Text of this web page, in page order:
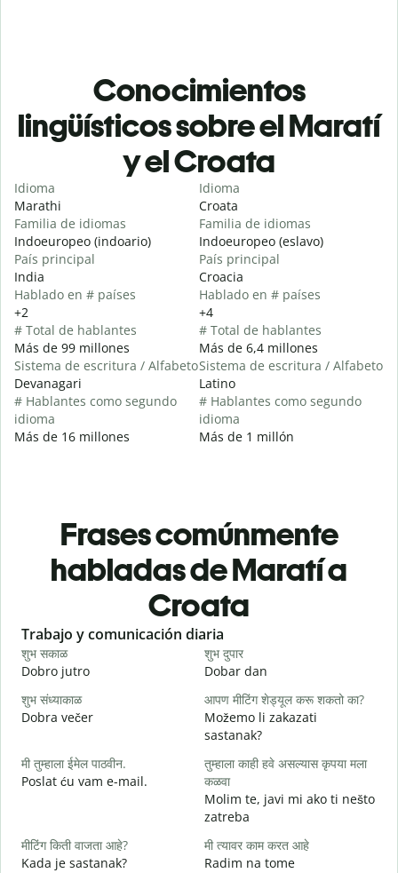
Conocimientos
lingüísticos sobre el Maratí
y el Croata
Idioma
Marathi
Familia de idiomas
Indoeuropeo (indoario)
País principal
India
Hablado en # países
+2
# Total de hablantes
Más de 99 millones
Sistema de escritura / Alfabeto
Devanagari
# Hablantes como segundo
idioma
Más de 16 millones
Idioma
Croata
Familia de idiomas
Indoeuropeo (eslavo)
País principal
Croacia
Hablado en # países
+4
# Total de hablantes
Más de 6,4 millones
Sistema de escritura / Alfabeto
Latino
# Hablantes como segundo
idioma
Más de 1 millón
Frases comúnmente
habladas de Maratí a
Croata
Slide 1 of 6
Trabajo y comunicación diaria
शुभ सकाळ
Dobro jutro
शुभ दुपार
Dobar dan
शुभ संध्याकाळ
Dobra večer
आपण मीटिंग शेड्यूल करू शकतो का?
Možemo li zakazati
sastanak?
मी तुम्हाला ईमेल पाठवीन.
Poslat ću vam e-mail.
तुम्हाला काही हवे असल्यास कृपया मला
कळवा
Molim te, javi mi ako ti nešto
zatreba
मीटिंग किती वाजता आहे?
Kada je sastanak?
मी त्यावर काम करत आहे
Radim na tome